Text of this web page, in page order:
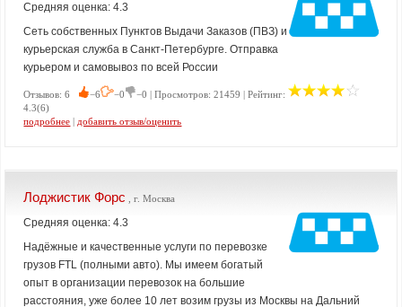
Средняя оценка: 4.3
Сеть собственных Пунктов Выдачи Заказов (ПВЗ) и
курьерская служба в Санкт-Петербурге. Отправка
курьером и самовывоз по всей России
Отзывов: 6 −6 −0
−0 | Просмотров: 21459 | Рейтинг:
4.3(6)
подробнее | добавить отзыв/оценить
Лоджистик Форс , г. Москва
Средняя оценка: 4.3
Надёжные и качественные услуги по перевозке
грузов FTL (полными авто). Мы имеем богатый
опыт в организации перевозок на большие
расстояния, уже более 10 лет возим грузы из Москвы на Дальний